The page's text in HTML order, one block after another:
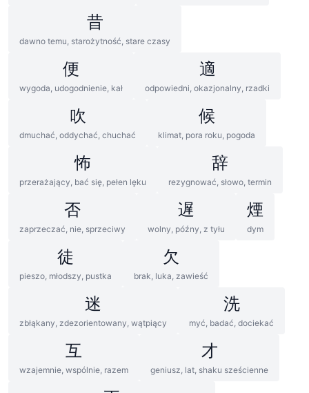
昔
dawno temu, starożytność, stare czasy
便
wygoda, udogodnienie, kał
適
odpowiedni, okazjonalny, rzadki
吹
dmuchać, oddychać, chuchać
候
klimat, pora roku, pogoda
怖
przerażający, bać się, pełen lęku
辞
rezygnować, słowo, termin
否
zaprzeczać, nie, sprzeciwy
遅
wolny, późny, z tyłu
煙
dym
徒
pieszo, młodszy, pustka
欠
brak, luka, zawieść
迷
zbłąkany, zdezorientowany, wątpiący
洗
myć, badać, dociekać
互
wzajemnie, wspólnie, razem
才
geniusz, lat, shaku sześcienne